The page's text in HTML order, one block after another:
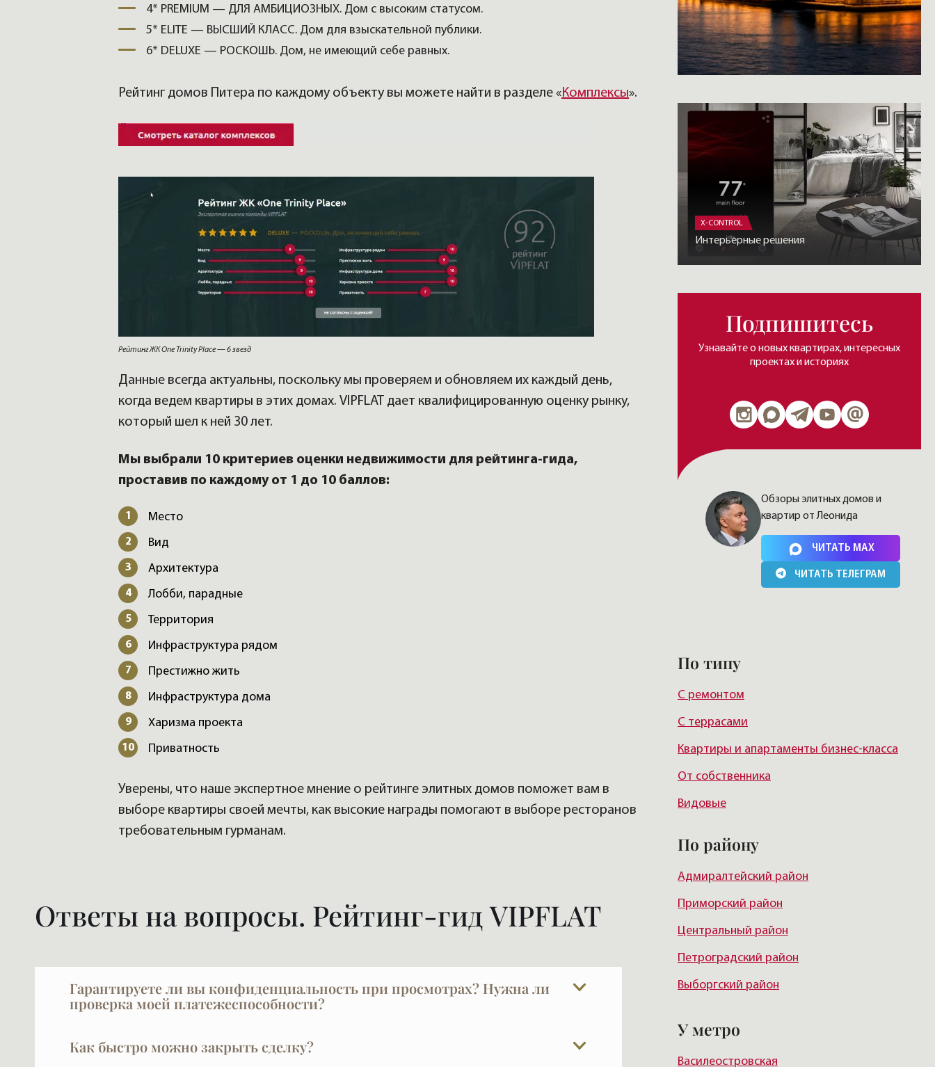
4* PREMIUM — ДЛЯ АМБИЦИОЗНЫХ. Дом с высоким статусом.
5* ELITE — ВЫСШИЙ КЛАСС. Дом для взыскательной публики.
6* DELUXE — РОСКОШЬ. Дом, не имеющий себе равных.
Рейтинг домов Питера по каждому объекту вы можете найти в разделе «Комплексы».
Рейтинг ЖК One Trinity Place — 6 звезд
Данные всегда актуальны, поскольку мы проверяем и обновляем их каждый день,
когда ведем квартиры в этих домах. VIPFLAT дает квалифицированную оценку рынку,
который шел к ней 30 лет.
Мы выбрали 10 критериев оценки недвижимости для рейтинга-гида,
проставив по каждому от 1 до 10 баллов:
Место
Вид
Архитектура
Лобби, парадные
Территория
Инфраструктура рядом
Престижно жить
Инфраструктура дома
Харизма проекта
Приватность
Уверены, что наше экспертное мнение о рейтинге элитных домов поможет вам в
выборе квартиры своей мечты, как высокие награды помогают в выборе ресторанов
требовательным гурманам.
Ответы на вопросы. Рейтинг-гид VIPFLAT
Гарантируете ли вы конфиденциальность при просмотрах? Нужна ли
проверка моей платежеспособности?
что такое конфиденциальность, и мы её обеспечиваем. Исключение составляет ситуация,
Как быстро можно закрыть сделку?
X-CONTROL
Интерьерные решения
Подпишитесь
Узнавайте о новых квартирах, интересных
проектах и историях
Нажимая на кнопку, Вы соглашаетесь cполитикой
Обзоры элитных домов и
квартир от Леонида
ЧИТАТЬ MAX
ЧИТАТЬ ТЕЛЕГРАМ
По типу
С ремонтом
С террасами
Квартиры и апартаменты бизнес-класса
От собственника
Видовые
По району
Адмиралтейский район
Приморский район
Центральный район
Петроградский район
Выборгский район
Василеостровский район
У метро
Василеостровская